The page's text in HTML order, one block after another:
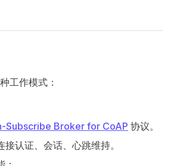
工作模式：
Subscribe Broker for CoAP 协议。
接认证、会话、心跳维持。